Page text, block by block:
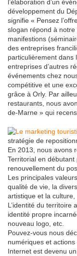
l’élaboration d’un
développement du
signifie « Pensez
slogan répond à notre
manifestions
des entreprises
particulièrement dans
entreprises d’autres
événements chez
compétitive et une
grâce à Orly. Par
restaurants, nous
de-Marne » qui
stratégie de
En 2013, nous avons
Territorial en
renouvellement du
Les principales
qualité de vie, la
artistique et la culture,
L’identité du territoire
identité propre
nouveau logo, etc.
Pouvez-vous nous
numériques et
Internet est devenu